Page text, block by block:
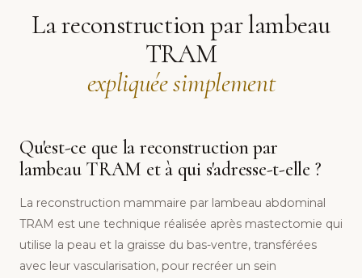
La reconstruction par lambeau
TRAM
expliquée simplement
Qu'est-ce que la reconstruction par
lambeau TRAM et à qui s'adresse-t-elle ?
La reconstruction mammaire par lambeau abdominal
TRAM est une technique réalisée après mastectomie qui
utilise la peau et la graisse du bas-ventre, transférées
avec leur vascularisation, pour recréer un sein